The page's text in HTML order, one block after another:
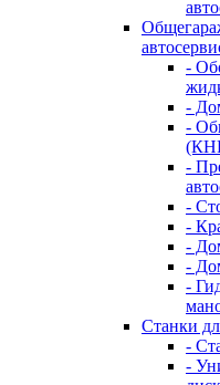
-
-
-
-
-
-
-
-
-
Станки
-
-